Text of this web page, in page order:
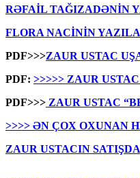
RƏFAİL TAĞIZADƏNİN
FLORA NACİNİN
PDF>>>ZAUR USTAC
PDF: >>>>> ZAUR
PDF>>> ZAUR USTAC
>>>> ƏN ÇOX OXUNAN
ZAUR USTACIN